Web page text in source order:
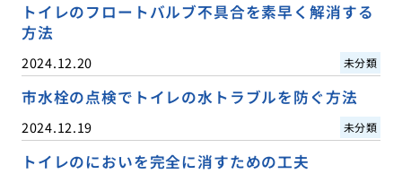
トイレのフロートバルブ不具合を素早く解消する
方法
2024.12.20 未分類
市水栓の点検でトイレの水トラブルを防ぐ方法
2024.12.19 未分類
トイレのにおいを完全に消すための工夫